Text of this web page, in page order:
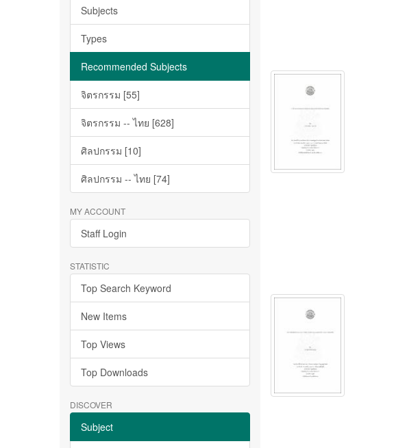
Subjects
Types
Recommended Subjects
จิตรกรรม [55]
จิตรกรรม -- ไทย [628]
ศิลปกรรม [10]
ศิลปกรรม -- ไทย [74]
MY ACCOUNT
Staff Login
STATISTIC
Top Search Keyword
New Items
Top Views
Top Downloads
DISCOVER
Subject